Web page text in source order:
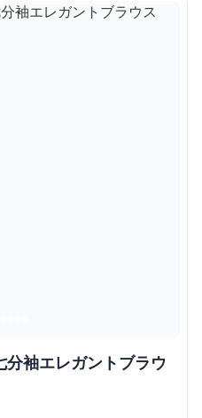
袖エレガントブラウ